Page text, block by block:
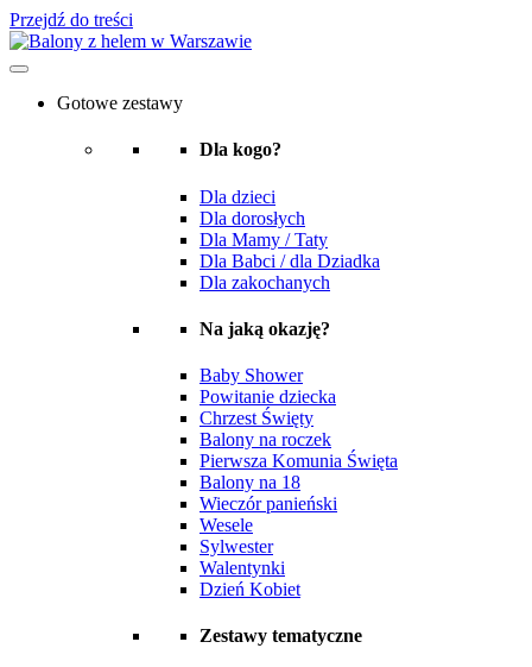
Przejdź do treści
Gotowe zestawy
Dla kogo?
Dla dzieci
Dla dorosłych
Dla Mamy / Taty
Dla Babci / dla Dziadka
Dla zakochanych
Na jaką okazję?
Baby Shower
Powitanie dziecka
Chrzest Święty
Balony na roczek
Pierwsza Komunia Święta
Balony na 18
Wieczór panieński
Wesele
Sylwester
Walentynki
Dzień Kobiet
Zestawy tematyczne